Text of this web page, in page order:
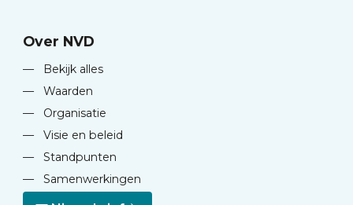
Over NVD
—
Bekijk alles
—
Waarden
—
Organisatie
—
Visie en beleid
—
Standpunten
—
Samenwerkingen